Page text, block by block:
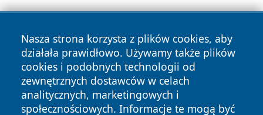
Nasza strona korzysta z plików cookies, aby
działała prawidłowo. Używamy także plików
cookies i podobnych technologii od
zewnętrznych dostawców w celach
analitycznych, marketingowych i
społecznościowych. Informacje te mogą być
Copyright © 2026 wrotatarnowa.pl Wszystkie prawa
zastrzeżone.